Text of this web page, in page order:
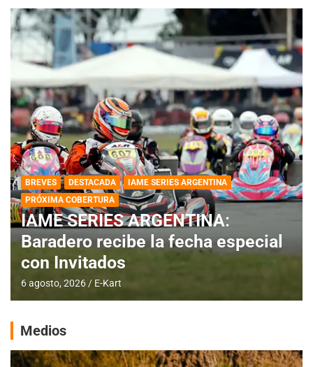
BREVES DESTACADA
IAME SERIES ARGENTINA
PRÓXIMA COBERTURA
IAME SERIES ARGENTINA:
Baradero recibe la fecha especial
con Invitados
6 agosto, 2026 E-Kart
Medios